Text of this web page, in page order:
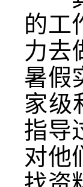
的工
力去
暑假
家级
指导
对他